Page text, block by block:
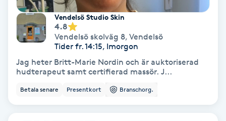
Spa manikyr & pedikyr
Spa-manikyr
Spa-pedikyr
Vendelsö Studio Skin
4.8
Vendelsö skolväg 8, Vendelsö
Tider fr. 14:15, Imorgon
Jag heter Britt-Marie Nordin och är auktoriserad
hudterapeut samt certifierad massör. J...
Betala senare Presentkort Branschorg.